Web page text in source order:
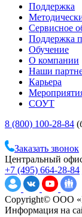
Поддержка
Сервисное
Поддержка
Обучение
О компании
Наши
Карьера
СОУТ
8 (800) 100-28-84
Заказать звонок
Центральный
+7 (495) 664-28-84
Copyright© ООО
Информация на